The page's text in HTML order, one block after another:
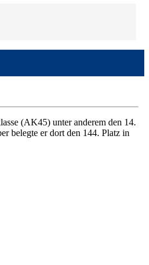
(AK45) unter anderem den 14.
belegte er dort den 144. Platz in